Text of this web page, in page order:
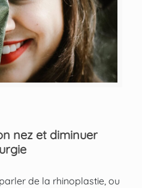
nez et diminuer
de la rhinoplastie, ou